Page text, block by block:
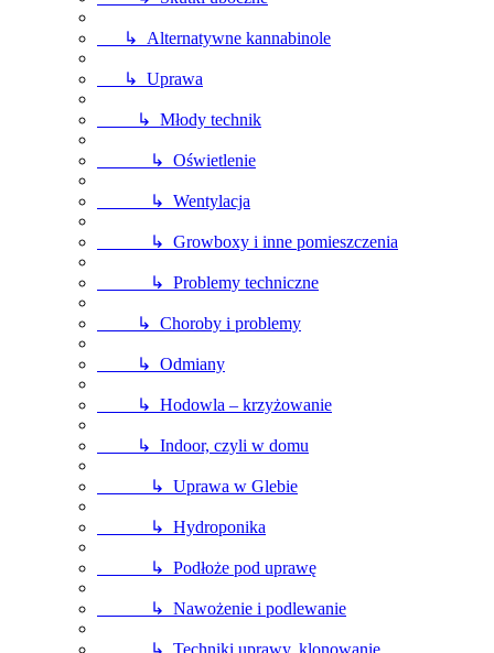
↳ Alternatywne kannabinole
↳ Uprawa
↳ Młody technik
↳ Oświetlenie
↳ Wentylacja
↳ Growboxy i inne pomieszczenia
↳ Problemy techniczne
↳ Choroby i problemy
↳ Odmiany
↳ Hodowla – krzyżowanie
↳ Indoor, czyli w domu
↳ Uprawa w Glebie
↳ Hydroponika
↳ Podłoże pod uprawę
↳ Nawożenie i podlewanie
↳ Techniki uprawy, klonowanie